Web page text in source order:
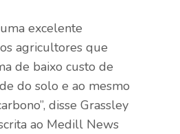
excelente
agricultores que
de baixo custo de
do solo e ao mesmo
disse Grassley
ao Medill News